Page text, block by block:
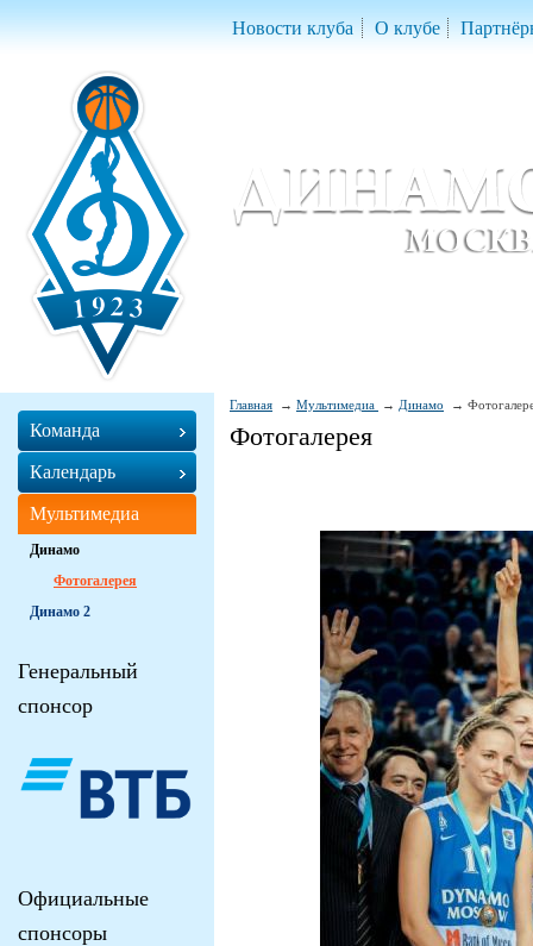
Новости клуба О клубе
Главная Мультимедиа Динамо
Фотогалерея
Команда
Календарь
Мультимедиа
Динамо
Фотогалерея
Динамо 2
Генеральный
спонсор
Официальные
спонсоры